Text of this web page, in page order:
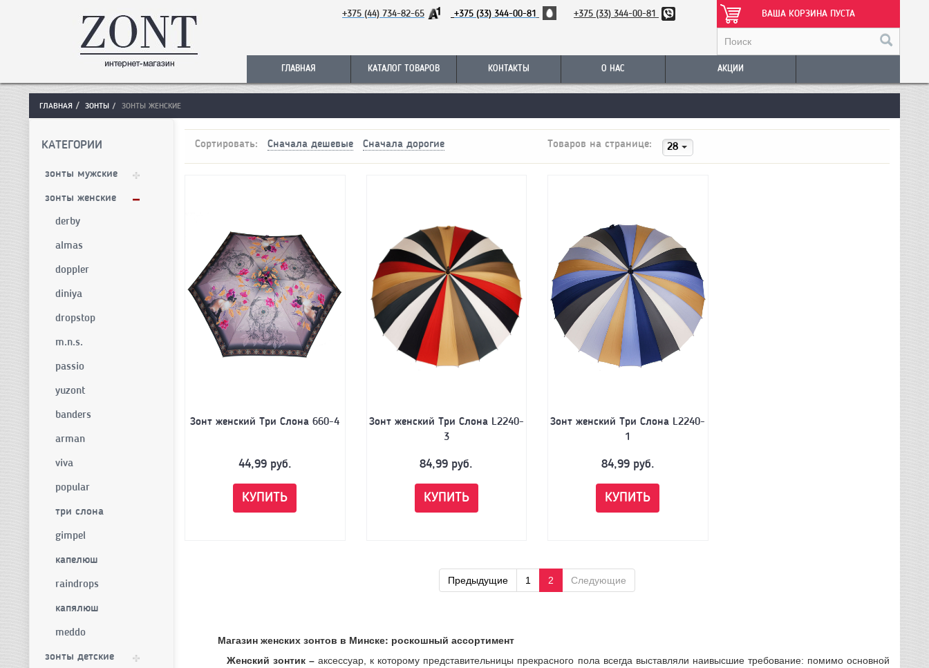
+375 (44) 734-82-65 +375 (33) 344-00-81 +375 (33) 344-00-81 ВАША КОРЗИНА ПУСТА
ГЛАВНАЯ КАТАЛОГ ТОВАРОВ КОНТАКТЫ О НАС АКЦИИ
ГЛАВНАЯ ЗОНТЫ ЗОНТЫ ЖЕНСКИЕ
КАТЕГОРИИ
зонты мужские
зонты женские
derby
almas
doppler
diniya
dropstop
m.n.s.
passio
yuzont
banders
arman
viva
popular
три слона
gimpel
капелюш
raindrops
капялюш
meddo
зонты детские
Сортировать: Сначала дешевые Сначала дорогие Товаров на странице: 28
Зонт женский Три Слона 660-4
44,99руб.
КУПИТЬ
Зонт женский Три Слона L2240-
3
84,99 руб.
КУПИТЬ
Зонт женский Три Слона L2240-
1
84,99руб.
КУПИТЬ
Предыдущие 1 2 Следующие
Магазин женских зонтов в Минске: роскошный ассортимент
Женский зонтик – аксессуар, к которому представительницы прекрасного пола всегда выставляли наивысшие требование: помимо основной